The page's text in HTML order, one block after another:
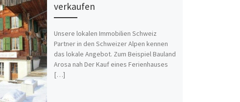
verkaufen
Unsere lokalen Immobilien Schweiz
Partner in den Schweizer Alpen kennen
das lokale Angebot. Zum Beispiel Bauland
Arosa nah Der Kauf eines Ferienhauses
[…]